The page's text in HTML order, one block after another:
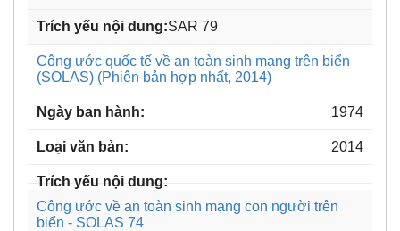
SAR 79
Công ước quốc tế về an toàn sinh mạng trên biển
(SOLAS) (Phiên bản hợp nhất, 2014)
1974
2014
Công ước về an toàn sinh mạng con người trên
biển - SOLAS 74